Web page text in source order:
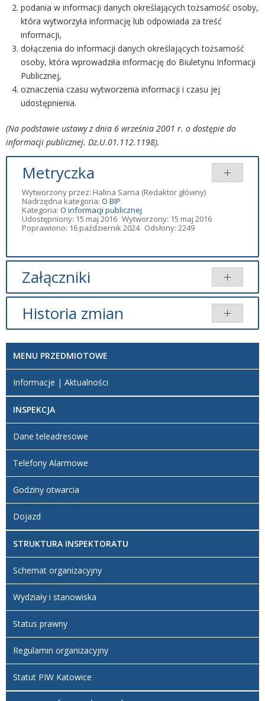
podania w informacji danych określających tożsamość osoby,
która wytworzyła informację lub odpowiada za treść
informacji,
dołączenia do informacji danych określających tożsamość
osoby, która wprowadziła informację do Biuletynu Informacji
Publicznej,
oznaczenia czasu wytworzenia informacji i czasu jej
udostępnienia.
(Na podstawie ustawy z dnia 6 września 2001 r. o dostępie do
informacji publicznej. Dz.U.01.112.1198).
Metryczka
Wytworzony przez: Halina Sarna (Redaktor główny)
Nadrzędna kategoria: O BIP
Kategoria: O informacji publicznej
Udostępniony: 15 maj 2016 Wytworzony: 15 maj 2016
Poprawiono: 16 październik 2024 Odsłony: 2249
Załączniki
Brak załączników.
Historia zmian
MENU PRZEDMIOTOWE
Informacje | Aktualności
INSPEKCJA
Dane teleadresowe
Telefony Alarmowe
Godziny otwarcia
Dojazd
STRUKTURA INSPEKTORATU
Schemat organizacyjny
Wydziały i stanowiska
Status prawny
Regulamin organizacyjny
Statut PIW Katowice